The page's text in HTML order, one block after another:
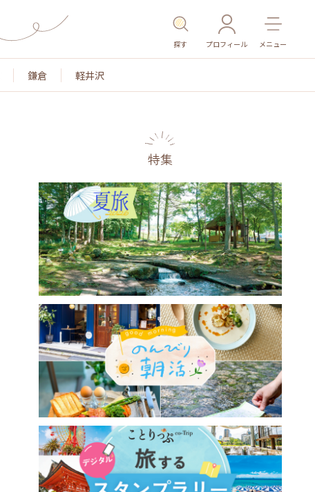
探す プロフィール メニュー
鎌倉 軽井沢
名所・旧跡 温泉・スパ その他施設 ごはん
特集